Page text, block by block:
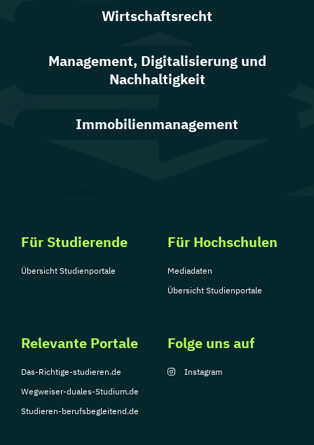
Wirtschaftsrecht
Management, Digitalisierung und
Nachhaltigkeit
Immobilienmanagement
Für Studierende
Übersicht Studienportale
Für Hochschulen
Mediadaten
Übersicht Studienportale
Relevante Portale
Das-Richtige-studieren.de
Wegweiser-duales-Studium.de
Studieren-berufsbegleitend.de
Folge uns auf
Instagram